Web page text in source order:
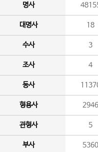
명사
대명사 18
수사 3
조사 4
동사
형용사 2946
관형사 5
부사 5360